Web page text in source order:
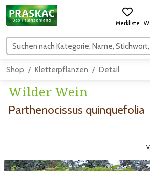
Merkliste
Shop Kletterpflanzen Detail
Wilder Wein
Parthenocissus quinquefolia